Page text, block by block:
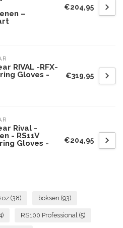
–
€204,95
RIVAL -RFX-
Gloves -
€319,95
Rival -
- RS11V
Gloves -
€204,95
oz (38) boksen (93)
RS100 Professional (5)